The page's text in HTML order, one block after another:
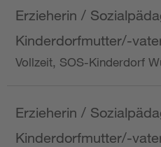
Erzieherin /
Kinderdorfmutter/-
Vollzeit, SOS-Kinderdorf
Erzieherin /
Kinderdorfmutter/-